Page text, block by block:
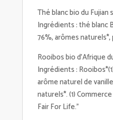
Thé blanc bio du Fujian
Ingrédients : thé blanc
76%, arômes
Rooibos bio d'Afrique
Ingrédients :
arôme naturel de
naturels*. (1)
Fair For Life."